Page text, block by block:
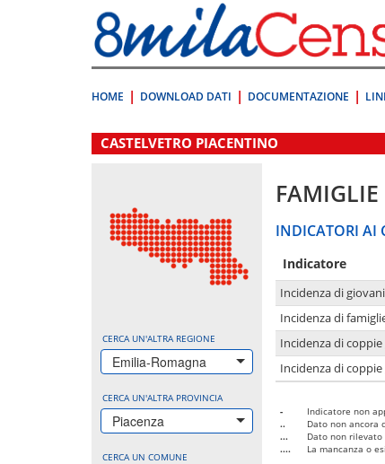
direttamente
a:
Contenuto
HOME DOWNLOAD DATI DOCUMENTAZIONE
.
CASTELVETRO PIACENTINO
CERCA UN'ALTRA REGIONE
Emilia-Romagna
CERCA UN'ALTRA PROVINCIA
Piacenza
CERCA UN COMUNE
FAMIGLIE
INDICATORI AI
Indicatore
Incidenza di
Incidenza di
Incidenza di
Incidenza di
-
Indicatore non
..
Dato non ancora
...
Dato non rilevato
....
La mancanza o